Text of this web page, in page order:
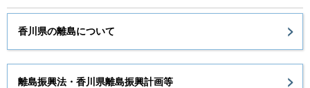
香川県の離島について
離島振興法・香川県離島振興計画等